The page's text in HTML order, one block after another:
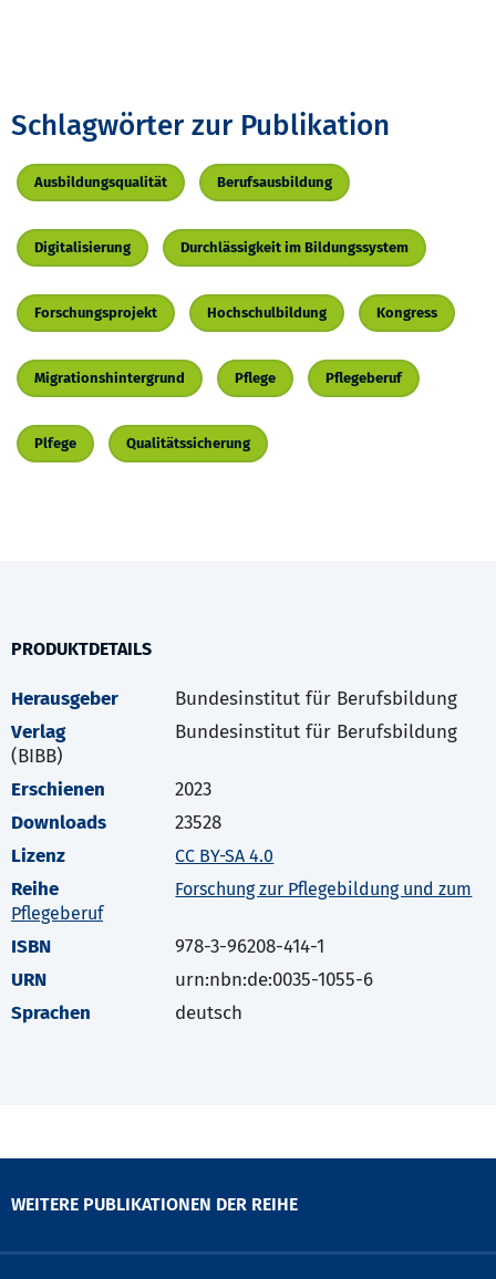
Schlagwörter zur Publikation
Ausbildungsqualität Berufsausbildung
Digitalisierung Durchlässigkeit im Bildungssystem
Forschungsprojekt Hochschulbildung Kongress
Migrationshintergrund Pflege Pflegeberuf
Plfege Qualitätssicherung
PRODUKTDETAILS
Herausgeber
Bundesinstitut für Berufsbildung
Verlag
Bundesinstitut für Berufsbildung
(BIBB)
Erschienen
2023
Downloads
23528
Lizenz
CC BY-SA 4.0
Reihe
Forschung zur Pflegebildung und zum
Pflegeberuf
ISBN
978-3-96208-414-1
URN
urn:nbn:de:0035-1055-6
Sprachen
deutsch
WEITERE PUBLIKATIONEN DER REIHE